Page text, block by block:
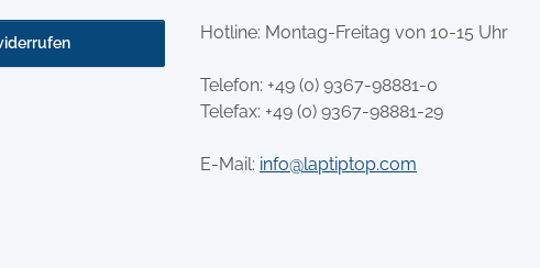
Hotline: Montag-Freitag von 10-15 Uhr
Telefon: +49 (0) 9367-98881-0
Telefax: +49 (0) 9367-98881-29
E-Mail: info@laptiptop.com